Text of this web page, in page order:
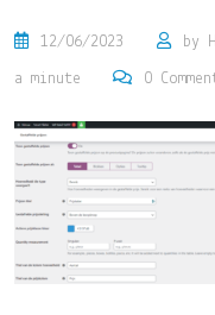
12/06/2023 by
a minute 0